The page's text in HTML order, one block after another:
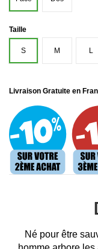
Taille
S M L
Livraison Gratuite en
Né pour être